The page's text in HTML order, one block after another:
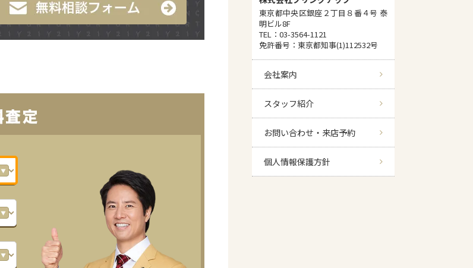
東京都中央区銀座２丁目８番４号 泰
明ビル8F
TEL：03-3564-1121
免許番号：東京都知事(1)112532号
会社案内
スタッフ紹介
お問い合わせ・来店予約
個人情報保護方針